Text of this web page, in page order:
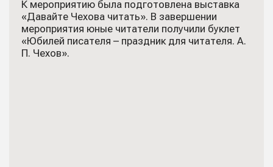
К мероприятию была подготовлена выставка
«Давайте Чехова читать». В завершении
мероприятия юные читатели получили буклет
«Юбилей писателя – праздник для читателя. А.
П. Чехов».